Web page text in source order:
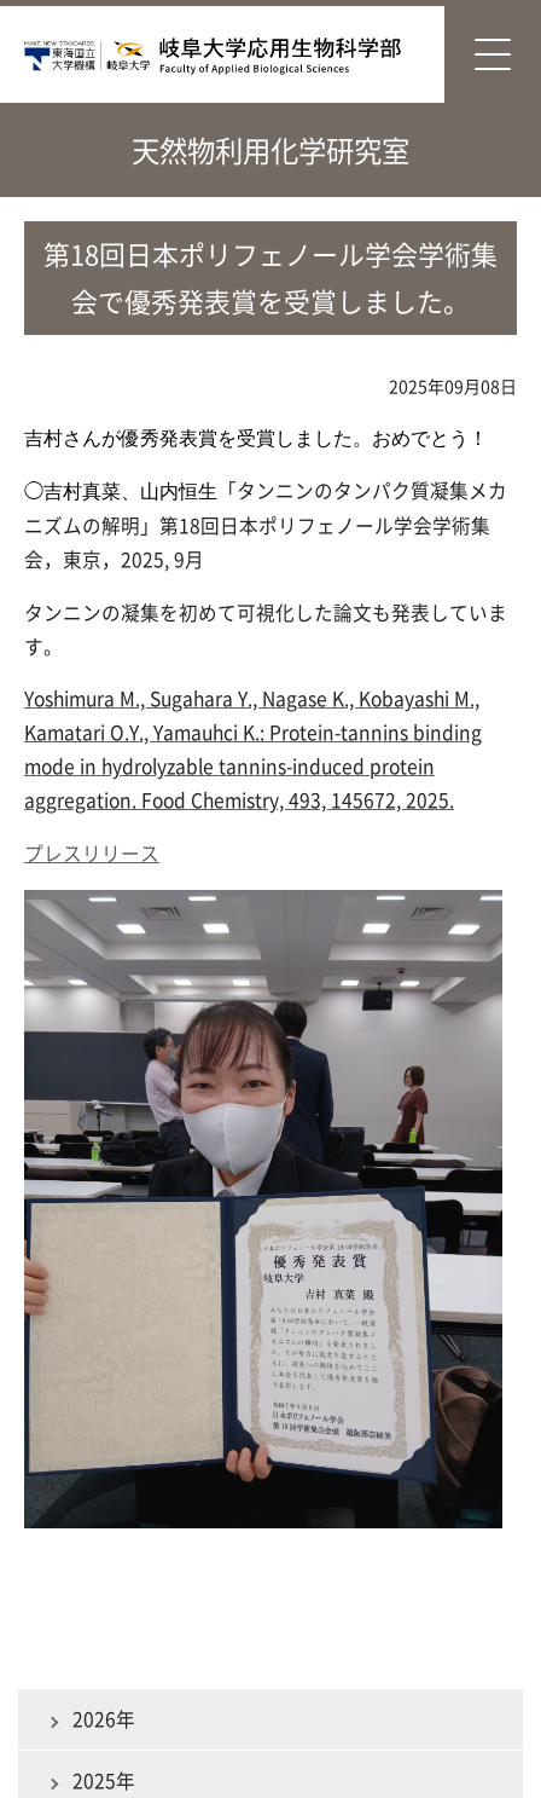
天然物利用化学研究室
第18回日本ポリフェノール学会学術集
会で優秀発表賞を受賞しました。
2025年09月08日
吉村さんが優秀発表賞を受賞しました。おめでとう！
◯吉村真菜、山内恒生
「タンニンのタンパク質凝集メカ
ニズムの解明」第18回日本ポリフェノール学会学術集
会，東京，2025, 9月
タンニンの凝集を初めて可視化した論文も発表していま
す。
Yoshimura M., Sugahara Y., Nagase K., Kobayashi M.,
Kamatari O.Y., Yamauhci K.: Protein-tannins binding
mode in hydrolyzable tannins-induced protein
aggregation. Food Chemistry, 493, 145672, 2025.
プレスリリース
2026年
2025年